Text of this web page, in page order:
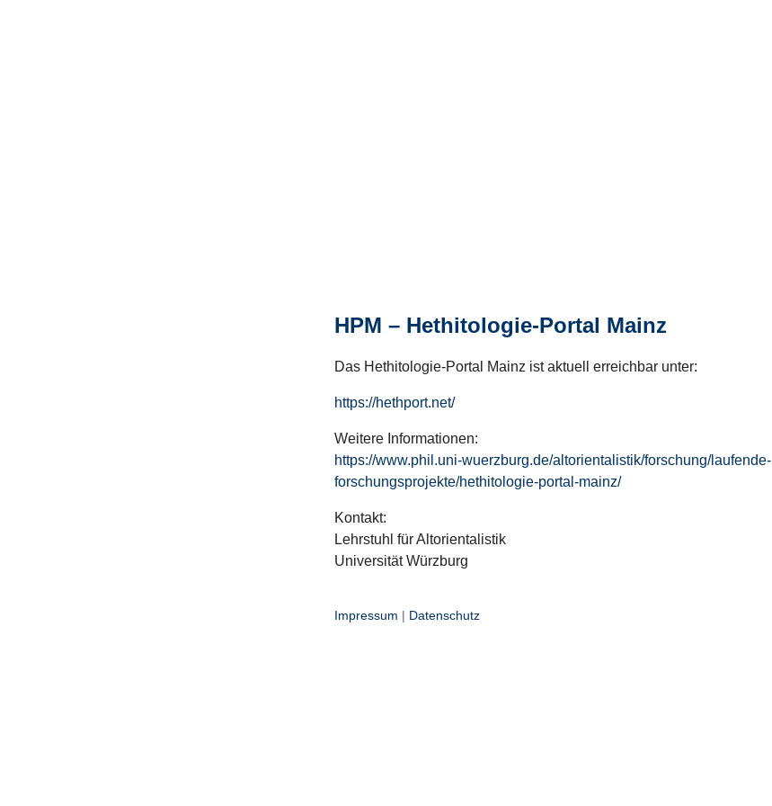
HPM – Hethitologie-Portal Mainz
Das Hethitologie-Portal Mainz ist aktuell erreichbar unter:
https://hethport.net/
Weitere Informationen:
https://www.phil.uni-wuerzburg.de/altorientalistik/forschung/laufende-
forschungsprojekte/hethitologie-portal-mainz/
Kontakt:
Lehrstuhl für Altorientalistik
Universität Würzburg
Impressum | Datenschutz